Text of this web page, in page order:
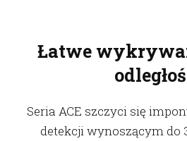
Łatwe
Seria ACE szczyci się
detekcji wynoszącym do